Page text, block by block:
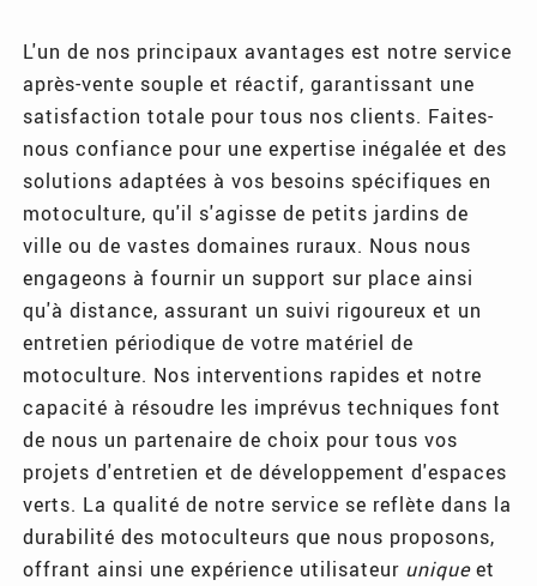
L'un de nos principaux avantages est notre service
après-vente souple et réactif, garantissant une
satisfaction totale pour tous nos clients. Faites-
nous confiance pour une expertise inégalée et des
solutions adaptées à vos besoins spécifiques en
motoculture, qu'il s'agisse de petits jardins de
ville ou de vastes domaines ruraux. Nous nous
engageons à fournir un support sur place ainsi
qu'à distance, assurant un suivi rigoureux et un
entretien périodique de votre matériel de
motoculture. Nos interventions rapides et notre
capacité à résoudre les imprévus techniques font
de nous un partenaire de choix pour tous vos
projets d'entretien et de développement d'espaces
verts. La qualité de notre service se reflète dans la
durabilité des motoculteurs que nous proposons,
offrant ainsi une expérience utilisateur uniqueet